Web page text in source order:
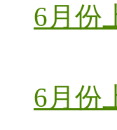
6月份
6月份